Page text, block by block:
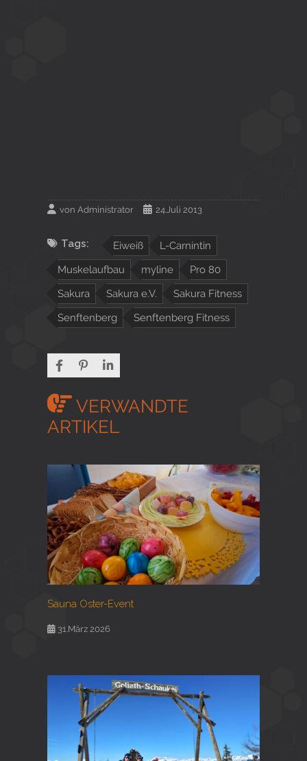
von Administrator 24.Juli 2013
Tags: Eiweiß L-Carnintin
Muskelaufbau myline Pro 80
Sakura Sakura e.V. Sakura Fitness
Senftenberg Senftenberg Fitness
VERWANDTE
ARTIKEL
Sauna Oster-Event
31.März 2026